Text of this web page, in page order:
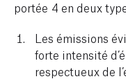
portée 4 en deux
Les émissions
forte intensité
respectueux de